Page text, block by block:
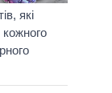
які